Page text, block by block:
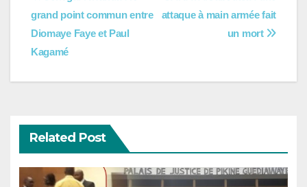
de
l’article
attaque à main armée fait
un mort
grand point commun entre
Diomaye Faye et Paul
Kagamé
Related Post